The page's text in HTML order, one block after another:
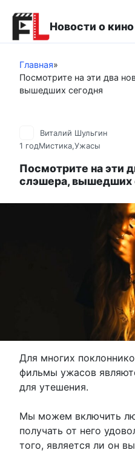
контенту
Новости о кино
Главная»
Посмотрите на эти два
вышедших сегодня
Виталий Шульгин
1 годМистика,Ужасы
Посмотрите на эти
слэшера, вышедших
Для многих
фильмы ужасов
для утешения.
Мы можем включить
получать от него
того, является ли он